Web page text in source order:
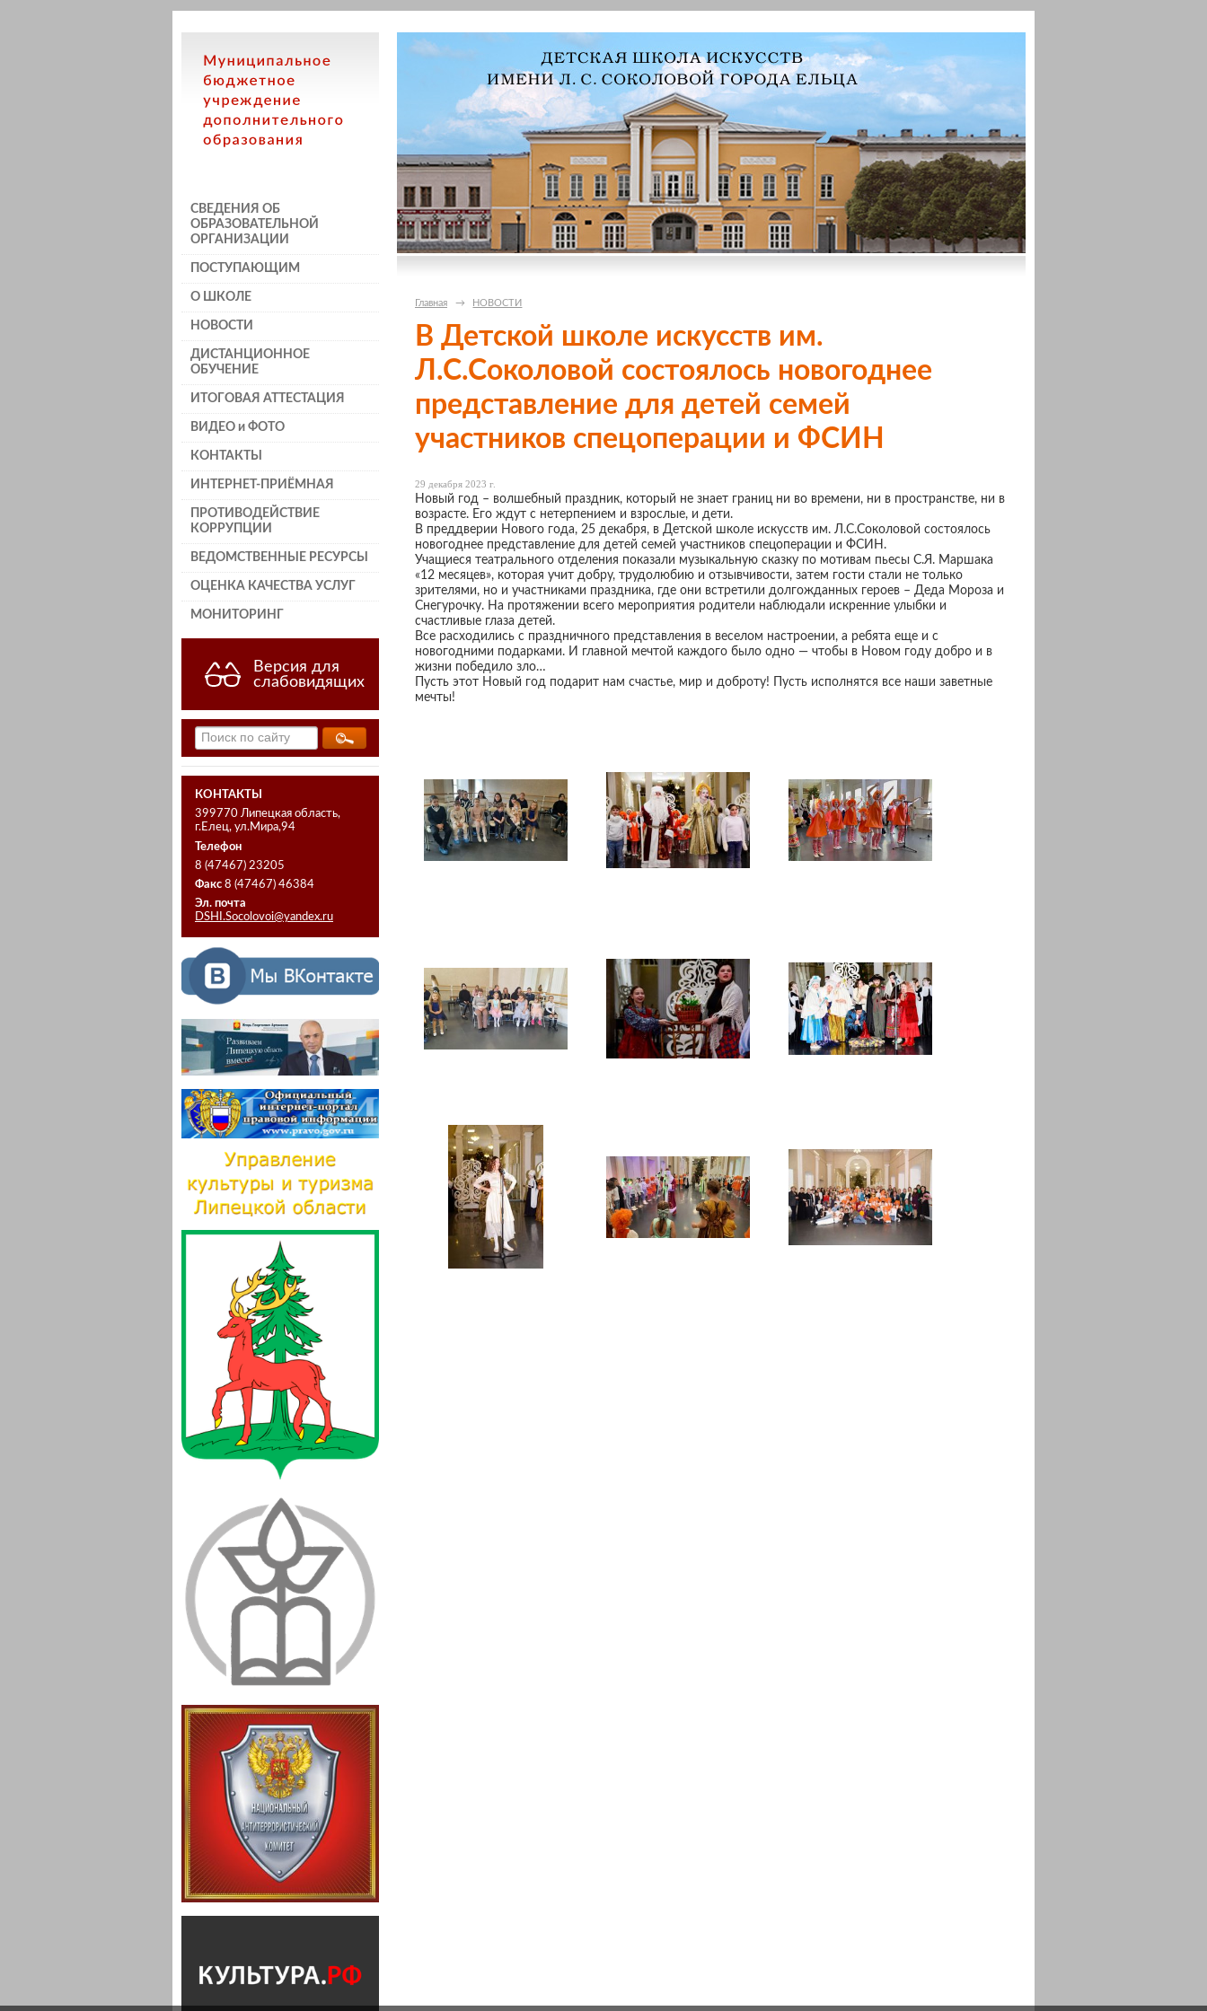
СВЕДЕНИЯ ОБ
ОБРАЗОВАТЕЛЬНОЙ
ОРГАНИЗАЦИИ
ПОСТУПАЮЩИМ
О ШКОЛЕ
НОВОСТИ
ДИСТАНЦИОННОЕ
ОБУЧЕНИЕ
ИТОГОВАЯ АТТЕСТАЦИЯ
ВИДЕО и ФОТО
КОНТАКТЫ
ИНТЕРНЕТ-ПРИЁМНАЯ
ПРОТИВОДЕЙСТВИЕ
КОРРУПЦИИ
ВЕДОМСТВЕННЫЕ РЕСУРСЫ
ОЦЕНКА КАЧЕСТВА УСЛУГ
МОНИТОРИНГ
Версия для
слабовидящих
КОНТАКТЫ
399770 Липецкая область,
г.Елец, ул.Мира,94
Телефон
8 (47467) 23205
Факс 8 (47467) 46384
Эл. почта
DSHI.Socolovoi@yandex.ru
Главная → НОВОСТИ
В Детской школе искусств им.
Л.С.Соколовой состоялось новогоднее
представление для детей семей
участников спецоперации и ФСИН
29 декабря 2023 г.
Новый год – волшебный праздник, который не знает границ ни во времени, ни в пространстве, ни в
возрасте. Его ждут с нетерпением и взрослые, и дети.
В преддверии Нового года, 25 декабря, в Детской школе искусств им. Л.С.Соколовой состоялось
новогоднее представление для детей семей участников спецоперации и ФСИН.
Учащиеся театрального отделения показали музыкальную сказку по мотивам пьесы С.Я. Маршака
«12 месяцев», которая учит добру, трудолюбию и отзывчивости, затем гости стали не только
зрителями, но и участниками праздника, где они встретили долгожданных героев – Деда Мороза и
Снегурочку. На протяжении всего мероприятия родители наблюдали искренние улыбки и
счастливые глаза детей.
Все расходились с праздничного представления в веселом настроении, а ребята еще и с
новогодними подарками. И главной мечтой каждого было одно — чтобы в Новом году добро и в
жизни победило зло…
Пусть этот Новый год подарит нам счастье, мир и доброту! Пусть исполнятся все наши заветные
мечты!